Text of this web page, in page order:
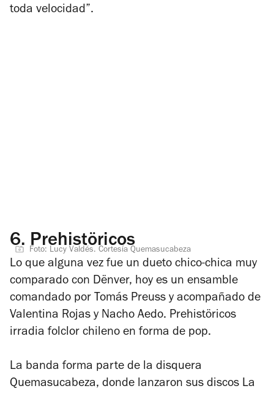
toda velocidad”.
6. Prehistöricos
Foto: Lucy Valdés. Cortesía Quemasucabeza
Lo que alguna vez fue un dueto chico-chica muy
comparado con Dënver, hoy es un ensamble
comandado por Tomás Preuss y acompañado de
Valentina Rojas y Nacho Aedo. Prehistöricos
irradia folclor chileno en forma de pop.
La banda forma parte de la disquera
Quemasucabeza, donde lanzaron sus discos La